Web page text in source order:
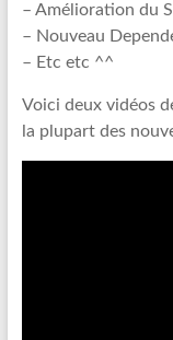
– Amélioration du
– Nouveau
– Etc etc ^^
Voici deux vidéos
la plupart des